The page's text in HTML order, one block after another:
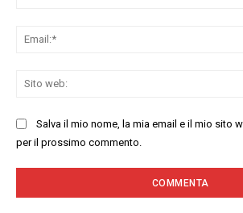
Salva il mio nome, la mia email e il mio sito
per il prossimo commento.